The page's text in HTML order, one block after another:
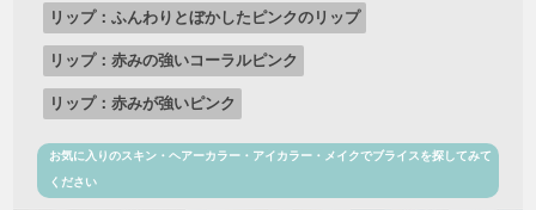
リップ：ふんわりとぼかしたピンクのリップ
リップ：赤みの強いコーラルピンク
リップ：赤みが強いピンク
お気に入りのスキン・ヘアーカラー・アイカラー・メイクでブライスを探してみて
ください